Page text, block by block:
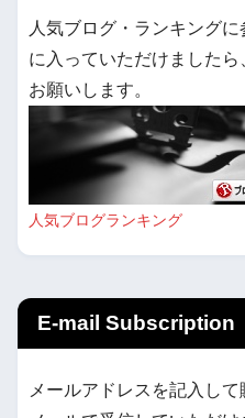
人気ブログ・ランキング
に入っていただけました
お願いします。
人気ブログランキング
E-mail Subscription
メールアドレスを記入し